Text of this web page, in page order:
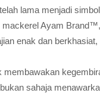
lama menjadi
Ayam
enak dan
sahaja